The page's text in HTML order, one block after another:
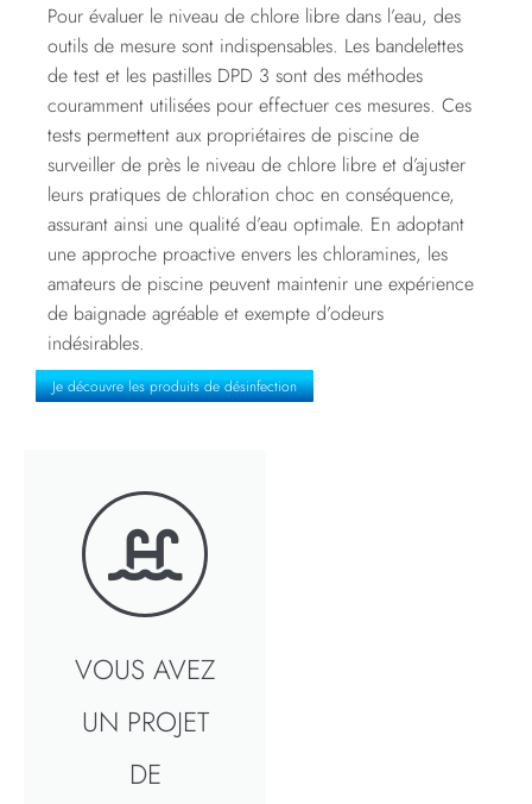
Pour évaluer le niveau de chlore libre dans l’eau, des
outils de mesure sont indispensables. Les bandelettes
de test et les pastilles DPD 3 sont des méthodes
couramment utilisées pour effectuer ces mesures. Ces
tests permettent aux propriétaires de piscine de
surveiller de près le niveau de chlore libre et d’ajuster
leurs pratiques de chloration choc en conséquence,
assurant ainsi une qualité d’eau optimale. En adoptant
une approche proactive envers les chloramines, les
amateurs de piscine peuvent maintenir une expérience
de baignade agréable et exempte d’odeurs
indésirables.
Je découvre les produits de désinfection
VOUS AVEZ
UN PROJET
DE